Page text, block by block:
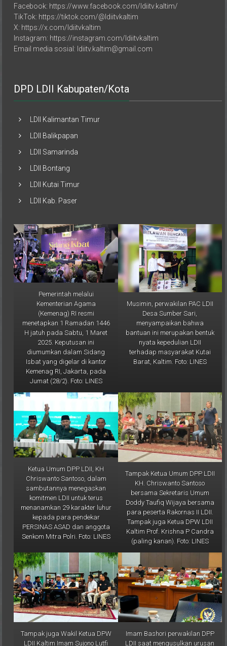
TikTok: https://tiktok.com/@ldiitvkaltim
X: https://x.com/ldiitvkaltim
Instagram: https://instagram.com/ldiitvkaltim
Email media sosial: ldiitv.kaltim@gmail.com
LDII Samarinda
LDII Kutai Timur
Pemerintah melalui
Kementerian Agama
(Kemenag) RI resmi
menetapkan 1 Ramadan 1446
H jatuh pada Sabtu, 1 Maret
2025. Keputusan ini
diumumkan dalam Sidang
Isbat yang digelar di kantor
Kemenag RI, Jakarta, pada
Jumat (28/2). Foto: LINES
Musimin, perwakilan PAC LDII
Desa Sumber Sari,
menyampaikan bahwa
bantuan ini merupakan bentuk
nyata kepedulian LDII
terhadap masyarakat Kutai
Barat, Kaltim. Foto: LINES
Ketua Umum DPP LDII, KH
Chriswanto Santoso, dalam
sambutannya menegaskan
komitmen LDII untuk terus
menanamkan 29 karakter luhur
kepada para pendekar
PERSINAS ASAD dan anggota
Senkom Mitra Polri. Foto: LINES
Tampak Ketua Umum DPP LDII
KH. Chriswanto Santoso
bersama Sekretaris Umum
Doddy Taufiq Wijaya bersama
para peserta Rakornas II LDII.
Tampak juga Ketua DPW LDII
Kaltim Prof. Krishna P Candra
(paling kanan). Foto: LINES
Tampak juga Wakil Ketua DPW
LDII Kaltim Imam Sujono Lutfi
(paling kanan). Foto: LINES
Imam Bashori perwakilan DPP
LDII saat mengusulkan urusan
haji pada satu kementerian